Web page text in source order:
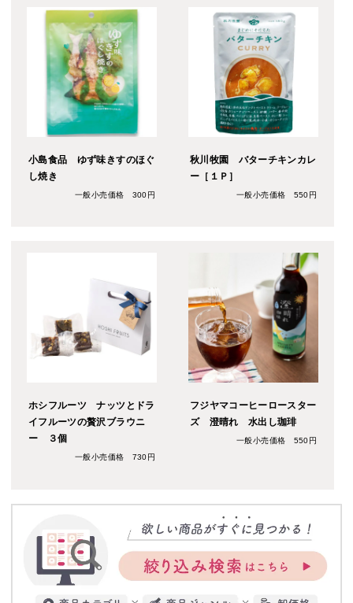
小島食品 ゆず味きすのほぐ
し焼き
一般小売価格 300円
秋川牧園 バターチキンカレ
ー［１Ｐ］
一般小売価格 550円
ホシフルーツ ナッツとドラ
イフルーツの贅沢ブラウニ
ー ３個
一般小売価格 730円
フジヤマコーヒーロースター
ズ 澄晴れ 水出し珈琲
一般小売価格 550円